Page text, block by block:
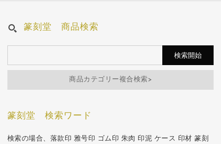
篆刻堂 商品検索
商品カテゴリー複合検索>
篆刻堂 検索ワード
検索の場合、落款印 雅号印 ゴム印 朱肉 印泥 ケース 印材 篆刻